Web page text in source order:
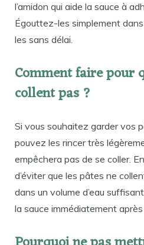
l’amidon qui aide la sauce à
Égouttez-les simplement
les sans délai.
Comment faire pour
collent pas ?
Si vous souhaitez garder vos
pouvez les rincer très
empêchera pas de se coller.
d’éviter que les pâtes ne
dans un volume d’eau
la sauce immédiatement après